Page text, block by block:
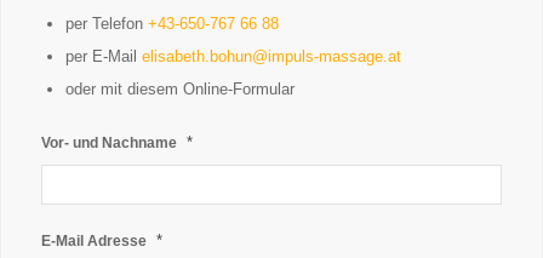
per Telefon+43-650-767 66 88
per E-Mailelisabeth.bohun@impuls-massage.at
oder mit diesem Online-Formular
Vor- und Nachname *
E-Mail Adresse *